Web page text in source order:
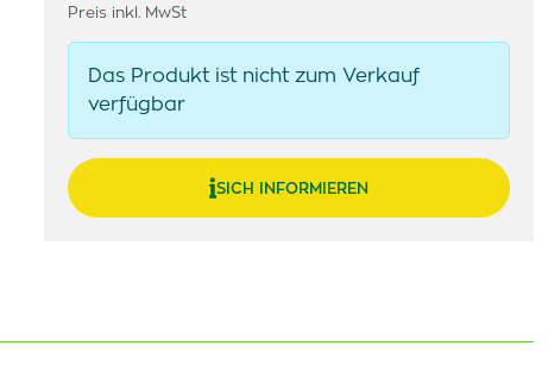
Preis inkl. MwSt
Das Produkt ist nicht zum Verkauf
verfügbar
SICH INFORMIEREN